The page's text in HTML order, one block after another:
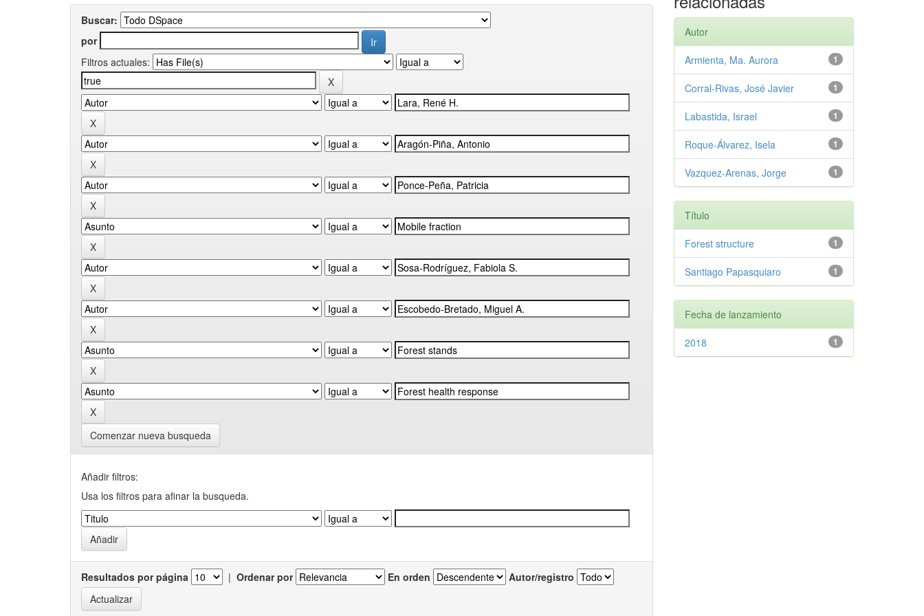
Buscar:
por
Filtros actuales:
Comenzar nueva busqueda
Añadir filtros:
Usa los filtros para afinar la busqueda.
Resultados por página | Ordenar por En orden Autor/registro
Autor
1
Armienta, Ma. Aurora
1
Corral-Rivas, José Javier
1
Labastida, Israel
1
Roque-Álvarez, Isela
1
Vazquez-Arenas, Jorge
Título
1
Forest structure
1
Santiago Papasquiaro
Fecha de lanzamiento
1
2018